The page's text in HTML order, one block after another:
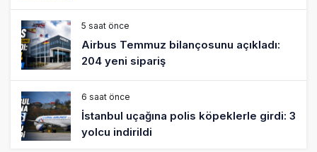
5 saat önce
Airbus Temmuz bilançosunu açıkladı:
204 yeni sipariş
6 saat önce
İstanbul uçağına polis köpeklerle girdi: 3
yolcu indirildi